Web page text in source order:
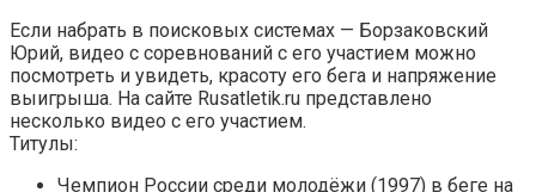
Если набрать в поисковых системах — Борзаковский
Юрий, видео с соревнований с его участием можно
посмотреть и увидеть, красоту его бега и напряжение
выигрыша. На сайте Rusatletik.ru представлено
несколько видео с его участием.
Титулы:
Чемпион России среди молодёжи (1997) в беге на